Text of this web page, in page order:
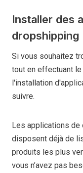
Installer des
dropshipping
Si vous souhaitez
tout en effectuant
l'installation
suivre.
Les applications de
disposent déjà de
produits les plus
vous n’avez pas